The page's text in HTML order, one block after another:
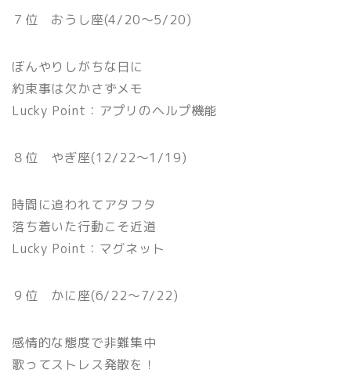
７位 おうし座(4/20〜5/20)
ぼんやりしがちな日に
約束事は欠かさずメモ
Lucky Point：アプリのヘルプ機能
８位 やぎ座(12/22〜1/19)
時間に追われてアタフタ
落ち着いた行動こそ近道
Lucky Point：マグネット
９位 かに座(6/22〜7/22)
感情的な態度で非難集中
歌ってストレス発散を！